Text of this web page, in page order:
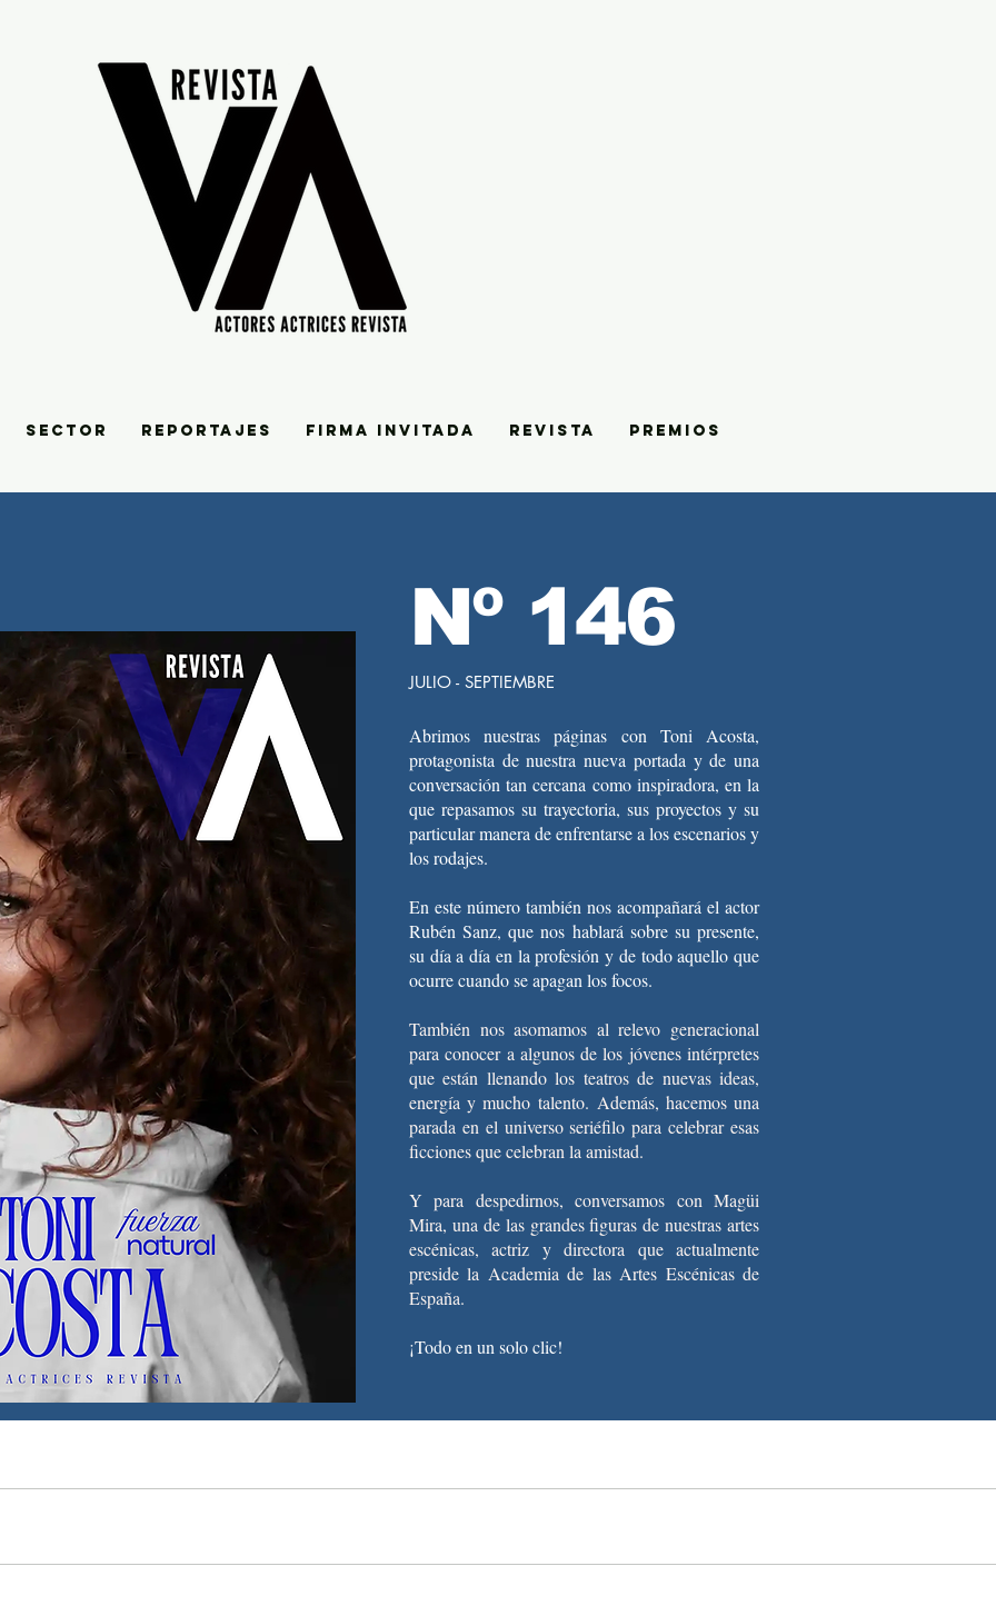
SECTOR REPORTAJES FIRMA INVITADA REVISTA PREMIOS
Nº 146
JULIO - SEPTIEMBRE
Abrimos nuestras páginas con Toni Acosta,
protagonista de nuestra nueva portada y de una
conversación tan cercana como inspiradora, en la
que repasamos su trayectoria, sus proyectos y su
particular manera de enfrentarse a los escenarios y
los rodajes.
En este número también nos acompañará el actor
Rubén Sanz, que nos hablará sobre su presente,
su día a día en la profesión y de todo aquello que
ocurre cuando se apagan los focos.
También nos asomamos al relevo generacional
para conocer a algunos de los jóvenes intérpretes
que están llenando los teatros de nuevas ideas,
energía y mucho talento. Además, hacemos una
parada en el universo seriéfilo para celebrar esas
ficciones que celebran la amistad.
Y para despedirnos, conversamos con Magüi
Mira, una de las grandes figuras de nuestras artes
escénicas, actriz y directora que actualmente
preside la Academia de las Artes Escénicas de
España.
¡Todo en un solo clic!